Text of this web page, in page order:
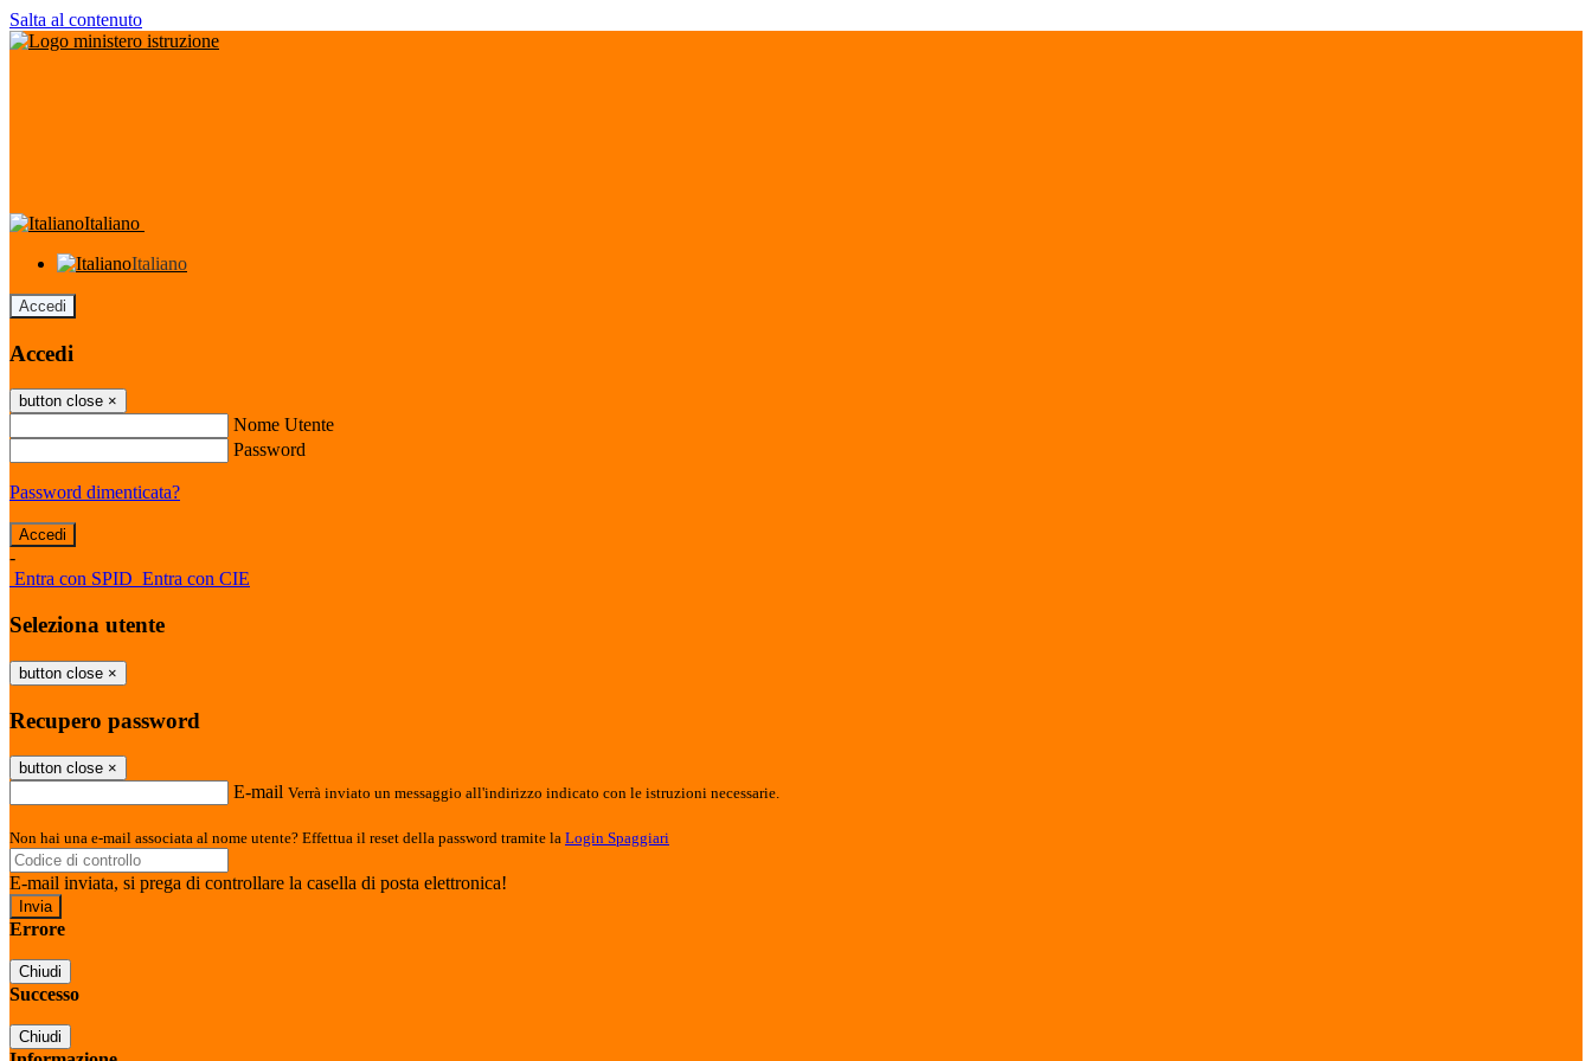
Salta al contenuto
Italiano
Italiano
Accedi
Accedi
button close ×
Nome Utente
Password
Password dimenticata?
-
Entra con SPID Entra con CIE
Seleziona utente
button close ×
Recupero password
button close ×
E-mail Verrà inviato un messaggio all'indirizzo indicato con le istruzioni necessarie.
Non hai una e-mail associata al nome utente? Effettua il reset della password tramite la Login Spaggiari
E-mail inviata, si prega di controllare la casella di posta elettronica!
Errore
Chiudi
Successo
Chiudi